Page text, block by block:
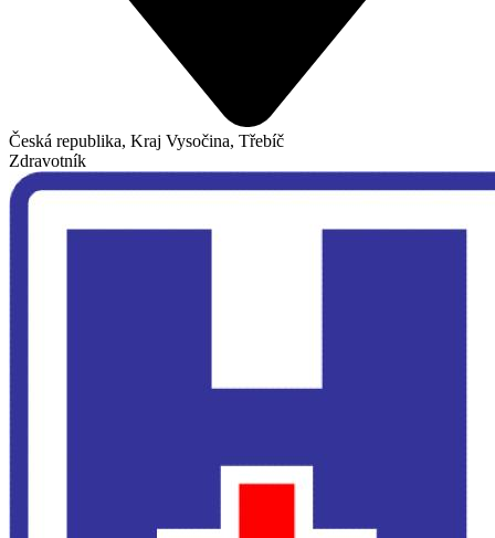
Česká republika, Kraj Vysočina, Třebíč
Zdravotník